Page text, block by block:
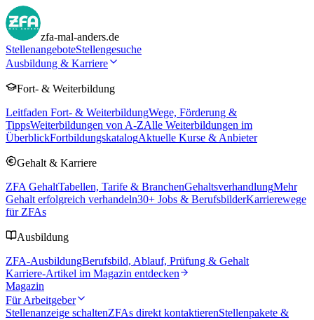
zfa-mal-anders.de
StellenangeboteStellengesuche
Ausbildung & Karriere
Fort- & Weiterbildung
Leitfaden Fort- & WeiterbildungWege, Förderung &
TippsWeiterbildungen von A-ZAlle Weiterbildungen im
ÜberblickFortbildungskatalogAktuelle Kurse & Anbieter
Gehalt & Karriere
ZFA GehaltTabellen, Tarife & BranchenGehaltsverhandlungMehr
Gehalt erfolgreich verhandeln30+ Jobs & BerufsbilderKarrierewege
für ZFAs
Ausbildung
ZFA-AusbildungBerufsbild, Ablauf, Prüfung & Gehalt
Karriere-Artikel im Magazin entdecken
Magazin
Für Arbeitgeber
Stellenanzeige schaltenZFAs direkt kontaktierenStellenpakete &